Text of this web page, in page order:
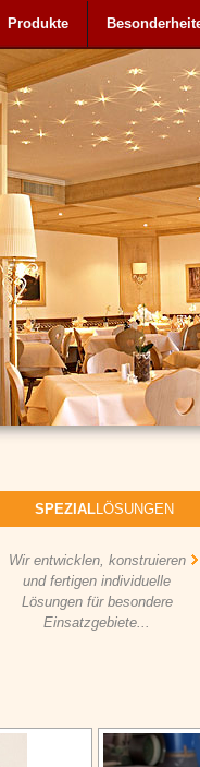
Produkte
SPEZIALLÖSUNGEN
Wir entwicklen, konstruieren
und fertigen individuelle
Lösungen für besondere
Einsatzgebiete...